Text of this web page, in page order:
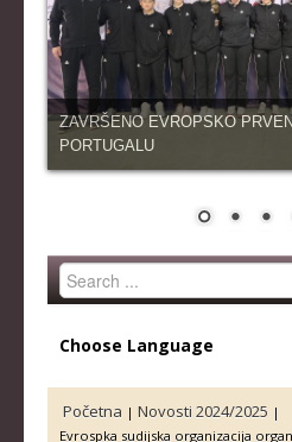
ORGANI
OSNOVNI
ŽENSKA KADETSKA
ZAVRŠENO EVROPSKO
PORTUGALU
Search
...
Choose Language
Početna | Novosti 2024/2025 |
Evrospka sudijska organizacija